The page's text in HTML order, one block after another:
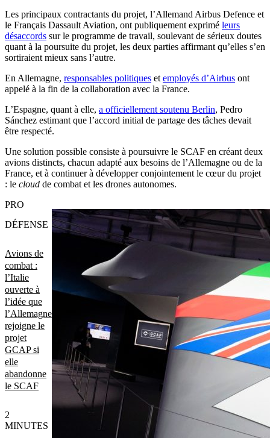
Les principaux contractants du projet, l’Allemand Airbus Defence et
le Français Dassault Aviation, ont publiquement exprimé leurs
désaccords sur le programme de travail, soulevant de sérieux doutes
quant à la poursuite du projet, les deux parties affirmant qu’elles s’en
sortiraient mieux sans l’autre.
En Allemagne, responsables politiques et employés d’Airbus ont
appelé à la fin de la collaboration avec la France.
L’Espagne, quant à elle, a officiellement soutenu Berlin, Pedro
Sánchez estimant que l’accord initial de partage des tâches devait
être respecté.
Une solution possible consiste à poursuivre le SCAF en créant deux
avions distincts, chacun adapté aux besoins de l’Allemagne ou de la
France, et à continuer à développer conjointement le cœur du projet
: le cloud de combat et les drones autonomes.
Avions de
combat :
l’Italie
ouverte à
l’idée que
l’Allemagne
rejoigne le
projet
GCAP si
elle
abandonne
le SCAF
PRO
DÉFENSE
2
MINUTES